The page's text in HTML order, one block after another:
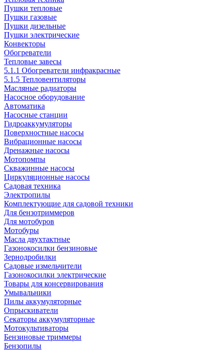
Пушки тепловые
Пушки газовые
Пушки дизельные
Пушки электрические
Конвекторы
Обогреватели
Тепловые завесы
5.1.1 Обогреватели инфракрасные
5.1.5 Тепловентиляторы
Масляные радиаторы
Насосное оборудование
Автоматика
Насосные станции
Гидроаккумуляторы
Поверхностные насосы
Вибрационные насосы
Дренажные насосы
Мотопомпы
Скважинные насосы
Циркуляционные насосы
Садовая техника
Электропилы
Комплектующие для садовой техники
Для бензотриммеров
Для мотобуров
Мотобуры
Масла двухтактные
Газонокосилки бензиновые
Зернодробилки
Садовые измельчители
Газонокосилки электрические
Товары для консервирования
Умывальники
Пилы аккумуляторные
Опрыскиватели
Секаторы аккумуляторные
Мотокультиваторы
Бензиновые триммеры
Бензопилы